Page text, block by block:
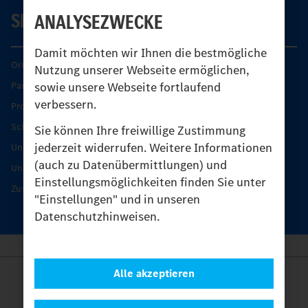
ANALYSEZWECKE
Damit möchten wir Ihnen die bestmögliche
Nutzung unserer Webseite ermöglichen,
sowie unsere Webseite fortlaufend
verbessern.
Sie können Ihre freiwillige Zustimmung
jederzeit widerrufen. Weitere Informationen
(auch zu Datenübermittlungen) und
Einstellungsmöglichkeiten finden Sie unter
"Einstellungen" und in unseren
Datenschutzhinweisen.
Alle akzeptieren
SERVICE
Original-Teile
Partner finden
Produkt-Highlights
Schutz und Werterhalt
Unimog Serviceangebot
Unimog Servicetage
Zusatzleistungen
Anbieter
Rechtliche Hinweise